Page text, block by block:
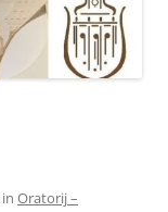
in Oratorij –